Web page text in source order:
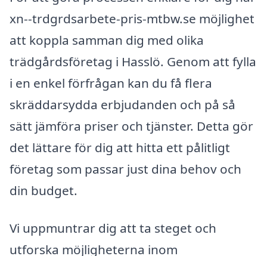
xn--trdgrdsarbete-pris-mtbw.se möjlighet
att koppla samman dig med olika
trädgårdsföretag i Hasslö. Genom att fylla
i en enkel förfrågan kan du få flera
skräddarsydda erbjudanden och på så
sätt jämföra priser och tjänster. Detta gör
det lättare för dig att hitta ett pålitligt
företag som passar just dina behov och
din budget.
Vi uppmuntrar dig att ta steget och
utforska möjligheterna inom